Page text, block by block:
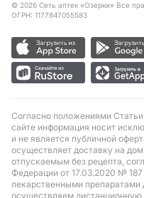
© 2026 Сеть аптек «Озерки» Все
ОГРН: 1177847055583
Согласно положениями
сайте информация носит
и не является публичной
осуществляет доставку на
отпускаемым без рецепта,
Федерации от 17.03.2020 №
лекарственными
осуществляем